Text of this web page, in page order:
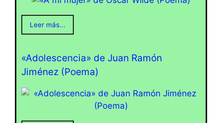
Leer más...
«Adolescencia» de Juan Ramón
Jiménez (Poema)